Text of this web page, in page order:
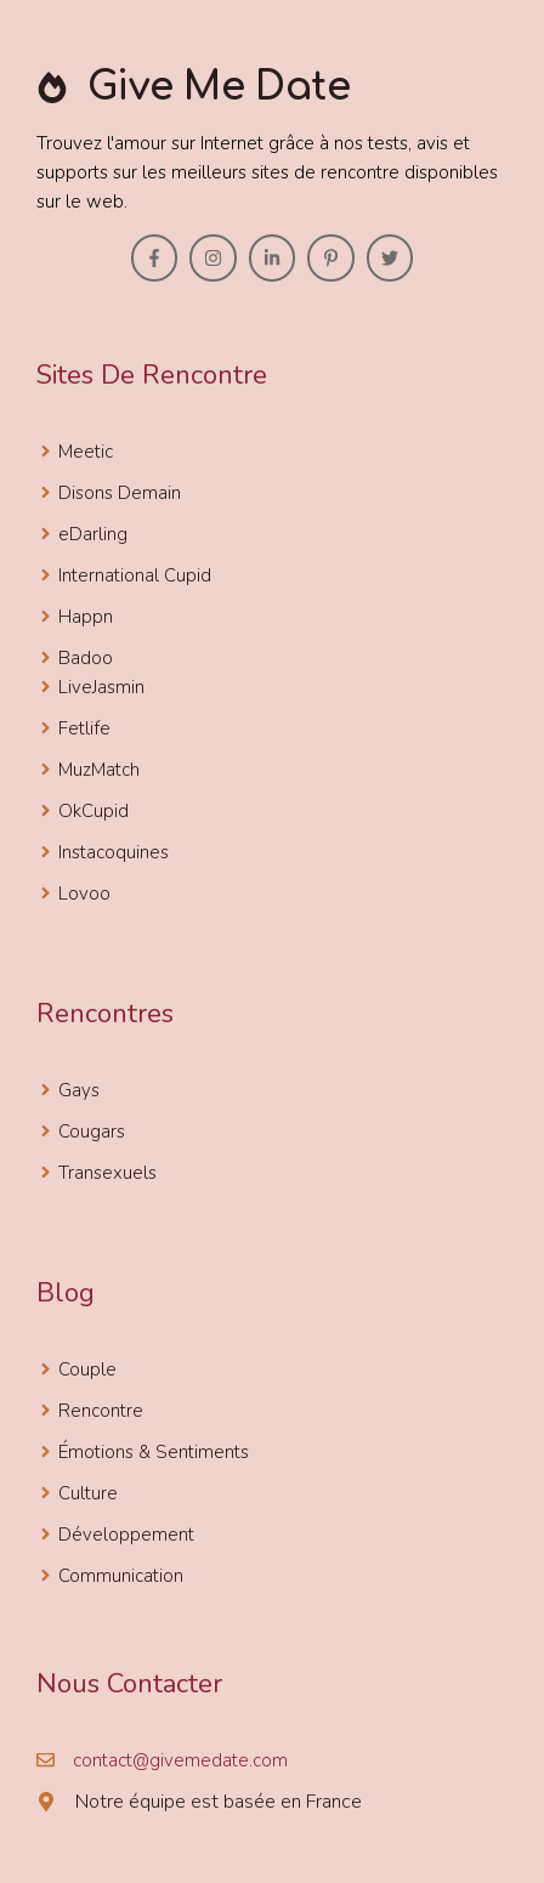
Give Me Date
Trouvez l'amour sur Internet grâce à nos tests, avis et
supports sur les meilleurs sites de rencontre disponibles
sur le web.
Sites De Rencontre
Meetic
Disons Demain
eDarling
International Cupid
Happn
Badoo
LiveJasmin
Fetlife
MuzMatch
OkCupid
Instacoquines
Lovoo
Rencontres
Gays
Cougars
Transexuels
Blog
Couple
Rencontre
Émotions & Sentiments
Culture
Développement
Communication
Nous Contacter
contact@givemedate.com
Notre équipe est basée en France